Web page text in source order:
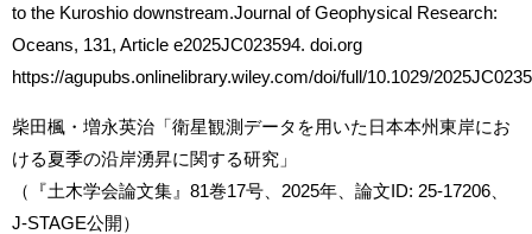
to the Kuroshio downstream.Journal of Geophysical Research:
Oceans, 131, Article e2025JC023594. doi.org
https://agupubs.onlinelibrary.wiley.com/doi/full/10.1029/
柴田楓・増永英治「衛星観測データを用いた日本本州東岸にお
ける夏季の沿岸湧昇に関する研究」
（『土木学会論文集』81巻17号、2025年、論文ID: 25-17206、
J-STAGE公開）